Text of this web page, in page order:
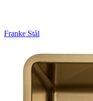
Franke Stål